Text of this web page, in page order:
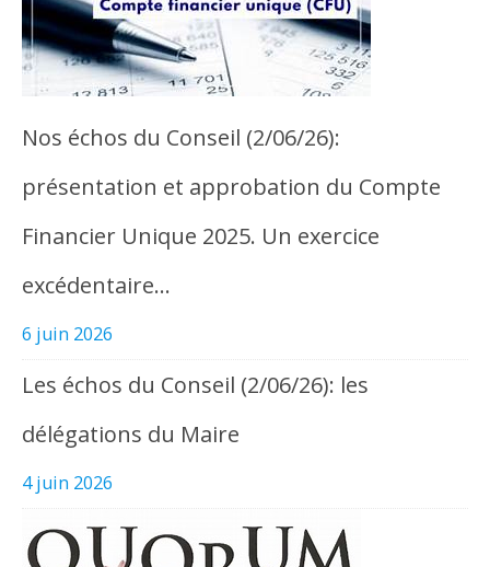
Nos échos du Conseil (2/06/26):
présentation et approbation du Compte
Financier Unique 2025. Un exercice
excédentaire…
6 juin 2026
Les échos du Conseil (2/06/26): les
délégations du Maire
4 juin 2026